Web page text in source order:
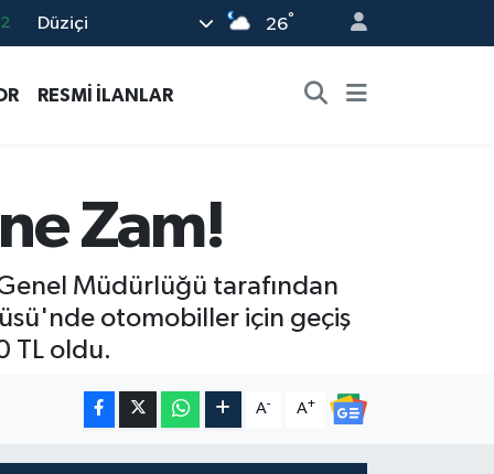
Düziçi 26°
RESMİ İLANLAR
Zam!
Müdürlüğü tarafından
otomobiller için geçiş
TL oldu.
A- A+